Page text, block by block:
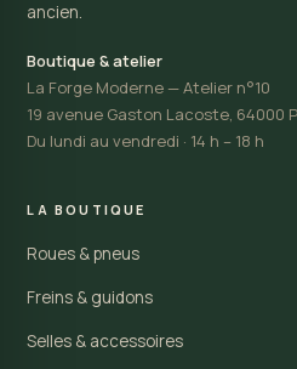
ancien.
Boutique & atelier
La Forge Moderne — Atelier n°10
19 avenue Gaston Lacoste, 64000
Du lundi au vendredi · 14 h – 18 h
LA BOUTIQUE
Roues & pneus
Freins & guidons
Selles & accessoires